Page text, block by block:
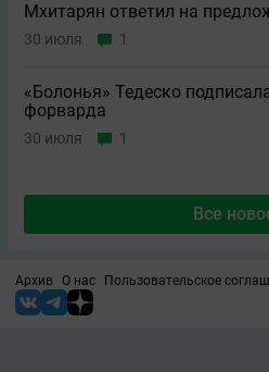
Мхитарян ответил на
30 июля 1
«Болонья» Тедеско
форварда
30 июля 1
Все
Архив О нас Пользовательское